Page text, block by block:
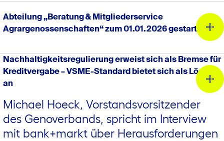
Urlaubs in Deutschland arbeiten, unterliegen weiterhin
den Sozialversicherungsvorschriften ihres
Die Anwendung des ausländischen
Sozialversicherungsrechts wird durch die A1-
Bescheinigung nachgewiesen.
hier
Abteilung „Beratung & Mitgliederservice
Agrargenossenschaften“ zum 01.01.2026 gestartet
Nachhaltigkeitsregulierung erweist sich als Bremse für
Kreditvergabe – VSME-Standard bietet sich als Lösung
an
Michael Hoeck, Vorstandsvorsitzender
des Genoverbands, spricht im Interview
mit bank+markt über Herausforderungen